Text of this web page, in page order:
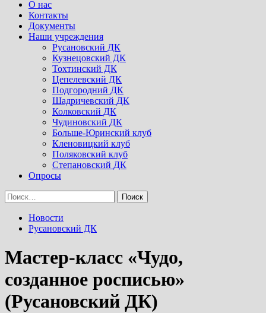
Menu
О нас
Контакты
Документы
Наши учреждения
Русановский ДК
Кузнецовский ДК
Тохтинский ДК
Цепелевский ДК
Подгородний ДК
Шадричевский ДК
Колковский ДК
Чудиновский ДК
Больше-Юринский клуб
Кленовицкий клуб
Поляковский клуб
Степановский ДК
Опросы
Найти:
Новости
Русановский ДК
Мастер-класс «Чудо,
созданное росписью»
(Русановский ДК)